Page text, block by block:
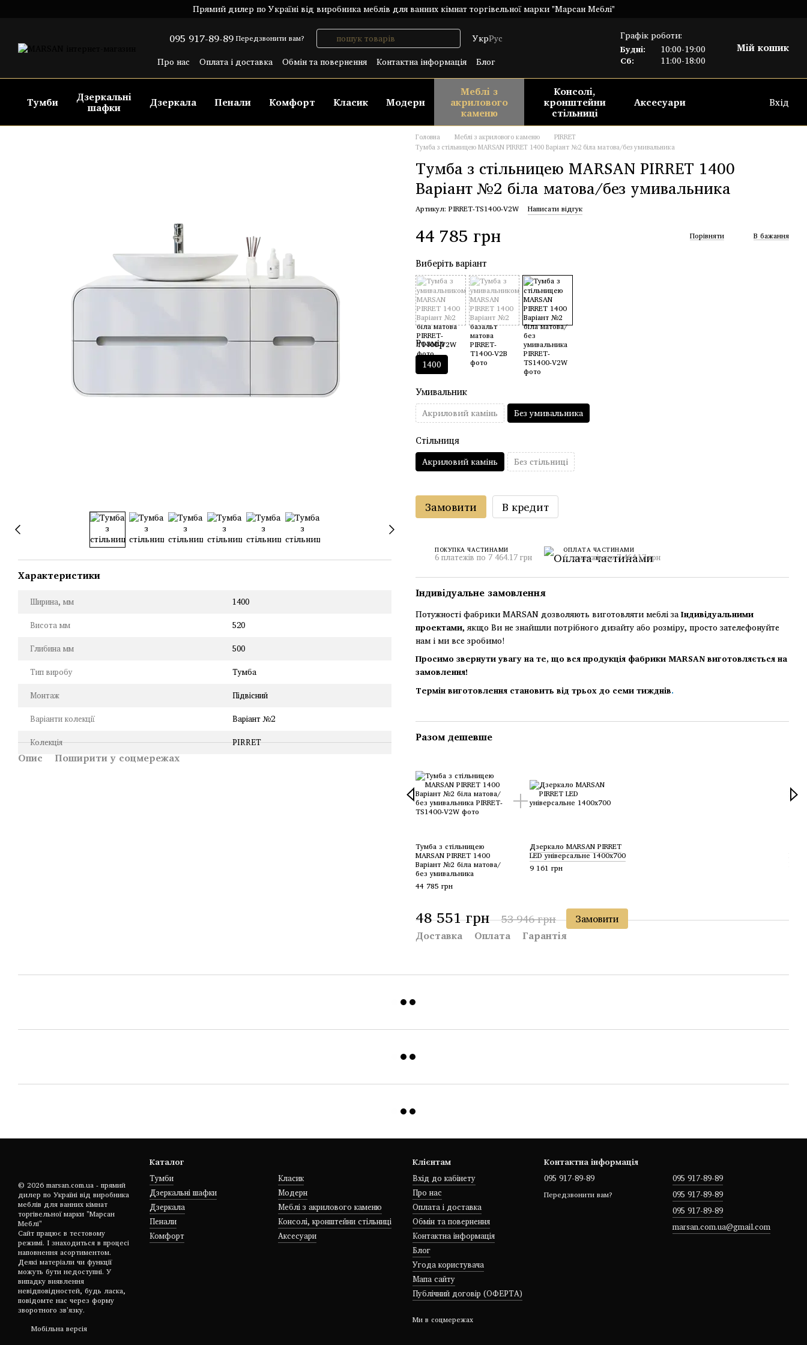
Прямий дилер по Україні від виробника меблів для ванних кімнат торгівельної марки "Марсан Меблі"
095 917-89-89 Передзвонити вам? УкрРус
Про нас
Оплата і доставка Обмін та повернення Контактна інформація
Блог
Графік роботи:
Будні:
10:00-19:00
Сб:
11:00-18:00
Мій кошик
Тумби Дзеркальні
шафки Дзеркала Пенали Комфорт Класик Модерн
Меблі з
акрилового
каменю
Консолі,
кронштейни
стільниці
Аксесуари Вхід
Характеристики
Ширина, мм
1400
Висота мм
520
Глибина мм
500
Тип виробу
Тумба
Монтаж
Підвісний
Варіанти колекції
Варіант №2
Колекція
PIRRET
Опис Поширити у соцмережах
Головна Меблі з акрилового каменю
PIRRET
Тумба з стільницею MARSAN PIRRET 1400 Варіант №2 біла матова/без умивальника
Тумба з стільницею MARSAN PIRRET 1400
Варіант №2 біла матова/без умивальника
Артикул: PIRRET-TS1400-V2W Написати відгук
44 785 грн Порівняти В бажання
Виберіть варіант
Розмір
1400
Умивальник
Акриловий камінь Без умивальника
Стільниця
Акриловий камінь Без стільниці
Замовити В кредит
ПОКУПКА ЧАСТИНАМИ
6 платежів по 7 464.17 грн
ОПЛАТА ЧАСТИНАМИ
6 платежів по 7 464.17 грн
Індивідуальне замовлення
Потужності фабрики MARSAN дозволяють виготовляти меблі заІндивідуальними
проектами, якщо Ви не знайшли потрібного дизайту або розміру, просто зателефонуйте
нам і ми все зробимо!
Просимо звернути увагу на те, що вся продукція фабрики MARSAN виготовляється на
замовлення!
Термін виготовлення становить від трьох до семи тижднів.
Разом дешевше
Тумба з стільницею
MARSAN PIRRET 1400
Варіант №2 біла матова/
без умивальника
44 785 грн
Дзеркало MARSAN PIRRET
LED універсальне 1400x700
9 161 грн
48 551 грн 53 946 грн Замовити
Доставка Оплата Гарантія
© 2026 marsan.com.ua - прямий
дилер по Україні від виробника
меблів для ванних кімнат
торгівельної марки "Марсан
Меблі"
Сайт працює в тестовому
режимі. І знаходиться в процесі
наповнення асортиментом.
Деякі матеріали чи функції
можуть бути недоступні. У
випадку виявлення
невідповідностей, будь ласка,
повідомте нас через форму
зворотного зв'язку.
Мобільна версія
Каталог
Тумби
Дзеркальні шафки
Дзеркала
Пенали
Комфорт
Класик
Модерн
Меблі з акрилового каменю
Консолі, кронштейни стільниці
Аксесуари
Клієнтам
Вхід до кабінету
Про нас
Оплата і доставка
Обмін та повернення
Контактна інформація
Блог
Угода користувача
Мапа сайту
Публічний договір (ОФЕРТА)
Ми в соцмережах
Контактна інформація
095 917-89-89
Передзвонити вам?
095 917-89-89
095 917-89-89
095 917-89-89
marsan.com.ua@gmail.com